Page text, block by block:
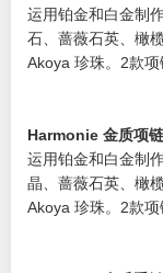
运用铂金和白金制
石、蔷薇石英、橄
Akoya 珍珠。2款项
Harmonie 金质项
运用铂金和白金制
晶、蔷薇石英、橄
Akoya 珍珠。2款项